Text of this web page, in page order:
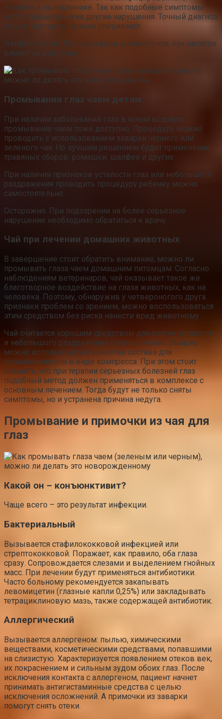
лечения в поликлинике. Так как подобные симптомы
могут указывать и на другие нарушения. Точный диагноз
может поставить только специалист.
Читайте так же: Польза и вред крепкого чая, как напиток
влияет на давление
Промывания глаз чаем детям
При наличии заболеваний глаз в юном возрасте
промывание чаем тоже доступно. Процедуру можно
проводить с использованием заварки черного или
зеленого чая. Но лучшим решением будет применение
травяных сборов: ромашки, шалфея и других.
При наличии признаков усталости глаз или небольшого
раздражения проводить процедуру ребенку можно
самостоятельно.
Осторожно. При подозрении на более серьезное
нарушение необходимо обратиться к врачу.
Чай при лечении домашних животных
В завершение стоит обратить внимание, можно ли
промывать глаза чаем домашним питомцам. Согласно
наблюдениям ветеринаров, чай оказывает такое же
благотворное воздействие на глаза животных, как на
человека. Поэтому, обнаружив у четвероногого друга
признаки проблем со зрением, можно воспользоваться
этим средством без риска нанести вред животному.
Чай считается хорошим средством для снятия усталости
и небольшого раздражения глазных яблок. Заварку
можно использовать в качестве состава для
промывания или в виде компресса. При этом стоит
помнить, что при терапии серьезных болезней глаз
подобный метод должен применяться в комплексе с
основным лечением. Тогда будут не только сняты
симптомы, но и устранена причина недуга.
Промывание и примочки из чая для
глаз
Какой он – конъюнктивит?
Чаще всего – это результат инфекции.
Бактериальный
Вызывается стафилококковой инфекцией или
стрептококковой. Поражает, как правило, оба глаза
сразу. Сопровождается слезами и выделением гнойных
масс. При лечении будут применяться антибиотики.
Часто больному рекомендуется закапывать
левомицетин (глазные капли 0,25%) или закладывать
тетрациклиновую мазь, также содержащей антибиотик.
Аллергический
Вызывается аллергеном: пылью, химическими
веществами, косметическими средствами, попавшими
на слизистую. Характеризуется появлением отеков век,
их покраснением и сильным зудом обоих глаз. После
исключения контакта с аллергеном, пациент начнет
принимать антигистаминные средства с целью
исключения осложнений. А примочки из заварки
помогут снять отеки.